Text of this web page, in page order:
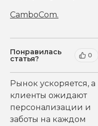
CamboCom.
Понравилась
статья? 0
Рынок ускоряется, а
клиенты ожидают
персонализации и
заботы на каждом